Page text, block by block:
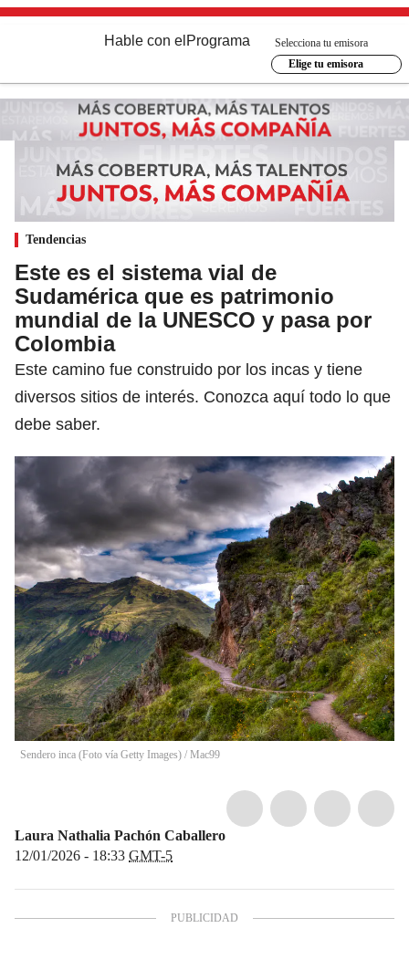
Hable con el Programa
Selecciona tu emisora
Elige tu emisora
Tendencias
Este es el sistema vial de
Sudamérica que es patrimonio
mundial de la UNESCO y pasa por
Colombia
Este camino fue construido por los incas y tiene
diversos sitios de interés. Conozca aquí todo lo que
debe saber.
Sendero inca (Foto vía Getty Images) / Mac99
Laura Nathalia Pachón Caballero
12/01/2026 - 18:33 GMT-5